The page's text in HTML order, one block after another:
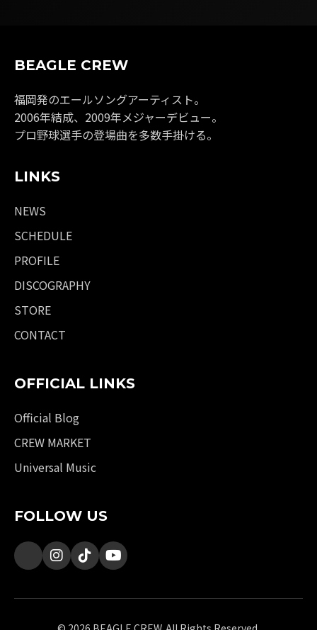
BEAGLE CREW
福岡発のエールソングアーティスト。
2006年結成、2009年メジャーデビュー。
プロ野球選手の登場曲を多数手掛ける。
LINKS
NEWS
SCHEDULE
PROFILE
DISCOGRAPHY
STORE
CONTACT
OFFICIAL LINKS
Official Blog
CREW MARKET
Universal Music
FOLLOW US